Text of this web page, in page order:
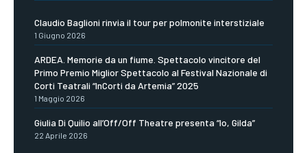
Claudio Baglioni rinvia il tour per polmonite interstiziale
1 Giugno 2026
ARDEA. Memorie da un fiume. Spettacolo vincitore del
Primo Premio Miglior Spettacolo al Festival Nazionale di
Corti Teatrali “InCorti da Artemia” 2025
1 Maggio 2026
Giulia Di Quilio all’Off/Off Theatre presenta “Io, Gilda”
22 Aprile 2026